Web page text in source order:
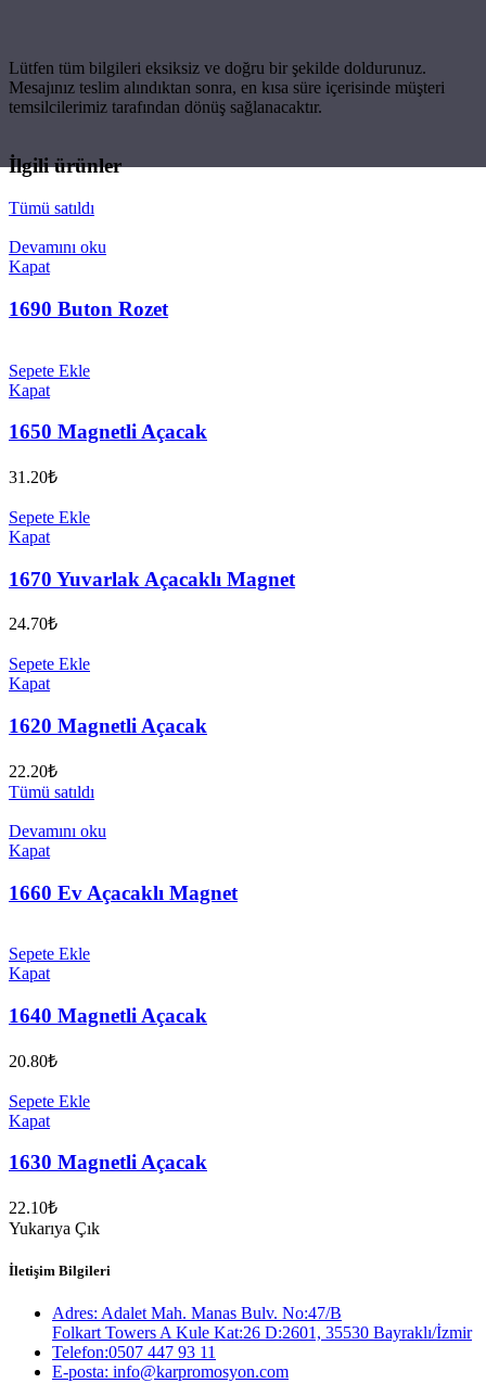
Lütfen tüm bilgileri eksiksiz ve doğru bir şekilde doldurunuz.
Mesajınız teslim alındıktan sonra, en kısa süre içerisinde müşteri
temsilcilerimiz tarafından dönüş sağlanacaktır.
İlgili ürünler
Tümü satıldı
Devamını oku
Kapat
1690 Buton Rozet
Sepete Ekle
Kapat
1650 Magnetli Açacak
31.20₺
Sepete Ekle
Kapat
1670 Yuvarlak Açacaklı Magnet
24.70₺
Sepete Ekle
Kapat
1620 Magnetli Açacak
22.20₺
Tümü satıldı
Devamını oku
Kapat
1660 Ev Açacaklı Magnet
Sepete Ekle
Kapat
1640 Magnetli Açacak
20.80₺
Sepete Ekle
Kapat
1630 Magnetli Açacak
22.10₺
Yukarıya Çık
İletişim Bilgileri
Adres: Adalet Mah. Manas Bulv. No:47/B
Folkart Towers A Kule Kat:26 D:2601, 35530 Bayraklı/İzmir
Telefon:0507 447 93 11
E-posta: info@karpromosyon.com